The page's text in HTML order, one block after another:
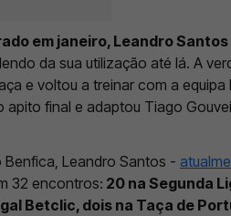
em janeiro, Leandro
da sua utilização até lá. A
e voltou a treinar com a equipa
final e adaptou Tiago
Leandro Santos -
32 encontros: 20 na Segunda
Betclic, dois na Taça de